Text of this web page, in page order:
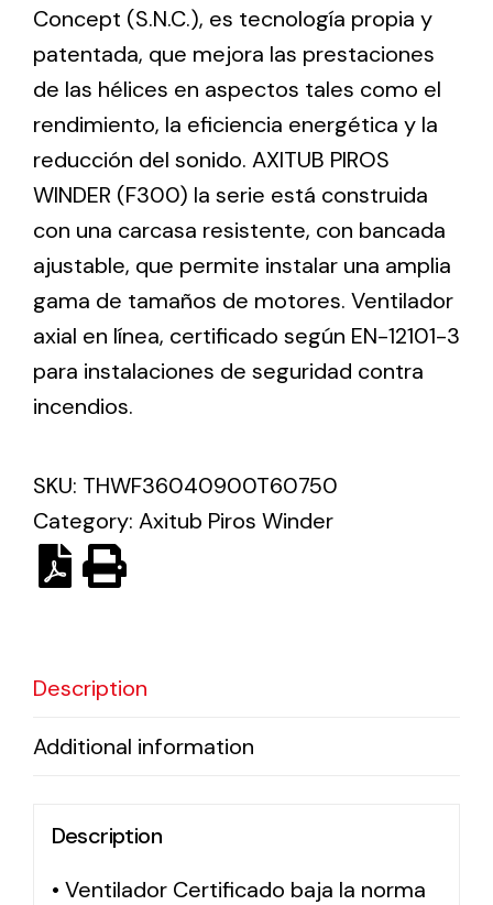
Iluminación Solar
Variedad de soluciones solares para todo tipo
de necesidades.
Solar lighting
Variety of solar solutions for all kinds of needs.
Concept (S.N.C.), es tecnología propia y
patentada, que mejora las prestaciones
de las hélices en aspectos tales como el
rendimiento, la eficiencia energética y la
reducción del sonido. AXITUB PIROS
WINDER (F300) la serie está construida
con una carcasa resistente, con bancada
ajustable, que permite instalar una amplia
gama de tamaños de motores. Ventilador
axial en línea, certificado según EN-12101-3
para instalaciones de seguridad contra
incendios.
SKU: THWF36040900T60750
Category: Axitub Piros Winder
Description
Additional information
Description
• Ventilador Certificado baja la norma